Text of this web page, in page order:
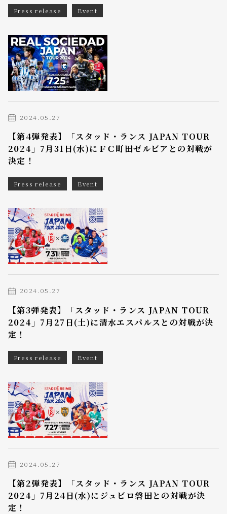
Press release Event
2024.05.27
【第4弾発表】「スタッド・ランス JAPAN TOUR
2024」7月31日(水)にＦＣ町田ゼルビアとの対戦が
決定！
Press release Event
2024.05.27
【第3弾発表】「スタッド・ランス JAPAN TOUR
2024」7月27日(土)に清水エスパルスとの対戦が決
定！
Press release Event
2024.05.27
【第2弾発表】「スタッド・ランス JAPAN TOUR
2024」7月24日(水)にジュビロ磐田との対戦が決
定！